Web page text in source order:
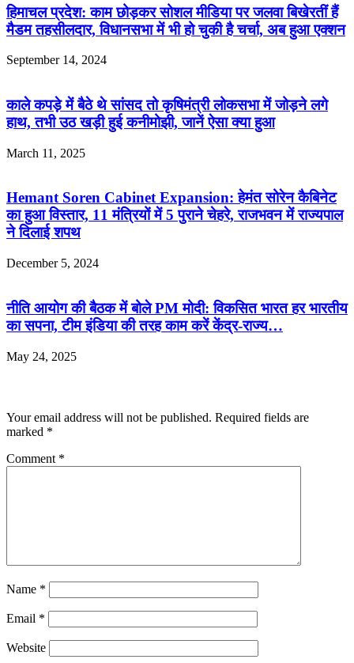
हिमाचल प्रदेश: काम छोड़कर सोशल मीडिया पर जलवा बिखेरतीं हैं
मैडम तहसीलदार, विधानसभा में भी हो चुकी है चर्चा, अब हुआ एक्शन
September 14, 2024
काले कपड़े में बैठे थे सांसद तो कृषिमंत्री लोकसभा में जोड़ने लगे
हाथ, तभी उठ खड़ी हुई कनीमोझी, जानें ऐसा क्या हुआ
March 11, 2025
Hemant Soren Cabinet Expansion: हेमंत सोरेन कैबिनेट
का हुआ विस्तार, 11 मंत्रियों में 5 पुराने चेहरे, राजभवन में राज्यपाल
ने दिलाई शपथ
December 5, 2024
नीति आयोग की बैठक में बोले PM मोदी: विकसित भारत हर भारतीय
का सपना, टीम इंडिया की तरह काम करें केंद्र-राज्य…
May 24, 2025
Your email address will not be published. Required fields are
marked *
Comment *
Name *
Email *
Website